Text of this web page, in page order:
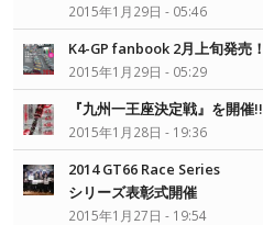
2015年1月29日 - 05:46
K4-GP fanbook 2月上旬発売！
2015年1月29日 - 05:29
『九州一王座決定戦』を開催!!
2015年1月28日 - 19:36
2014 GT66 Race Series
シリーズ表彰式開催
2015年1月27日 - 19:54